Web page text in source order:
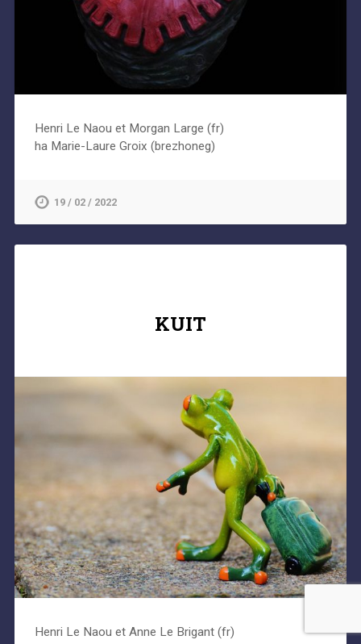
Henri Le Naou et Morgan Large (fr)
ha Marie-Laure Groix (brezhoneg)
19 / 02 / 2022
KUIT
Henri Le Naou et Anne Le Brigant (fr)